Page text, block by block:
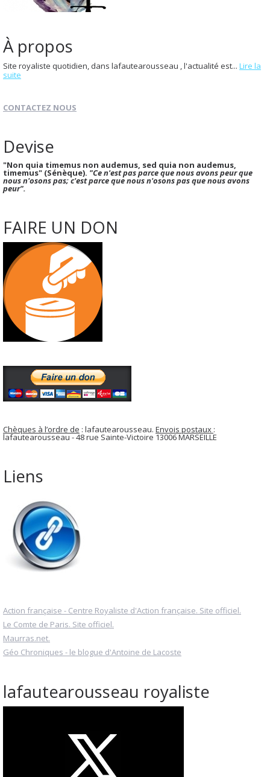
À propos
Site royaliste quotidien, dans lafautearousseau , l'actualité est... Lire la
suite
CONTACTEZ NOUS
Devise
"Non quia timemus non audemus, sed quia non audemus,
timemus" (Sénèque). "Ce n'est pas parce que nous avons peur que
nous n'osons pas; c'est parce que nous n'osons pas que nous avons
peur".
FAIRE UN DON
Chèques à l’ordre de : lafautearousseau. Envois postaux :
lafautearousseau - 48 rue Sainte-Victoire 13006 MARSEILLE
Liens
Action française - Centre Royaliste d'Action française. Site officiel.
Le Comte de Paris. Site officiel.
Maurras.net.
Géo Chroniques - le blogue d'Antoine de Lacoste
lafautearousseau royaliste